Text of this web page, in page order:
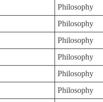
Philosophy
Philosophy
Philosophy
Philosophy
Philosophy
Philosophy